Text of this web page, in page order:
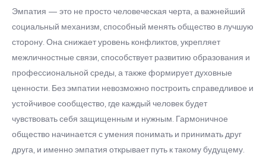
Эмпатия — это не просто человеческая черта, а важнейший
социальный механизм, способный менять общество в лучшую
сторону. Она снижает уровень конфликтов, укрепляет
межличностные связи, способствует развитию образования и
профессиональной среды, а также формирует духовные
ценности. Без эмпатии невозможно построить справедливое и
устойчивое сообщество, где каждый человек будет
чувствовать себя защищенным и нужным. Гармоничное
общество начинается с умения понимать и принимать друг
друга, и именно эмпатия открывает путь к такому будущему.